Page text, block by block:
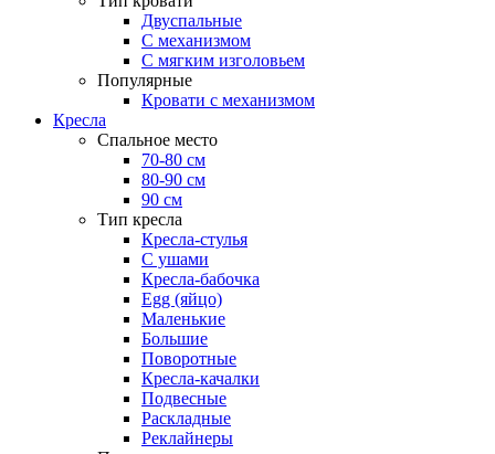
Двуспальные
С механизмом
С мягким изголовьем
Популярные
Кровати с механизмом
Кресла
Спальное место
70-80 см
80-90 см
90 см
Тип кресла
Кресла-стулья
С ушами
Кресла-бабочка
Egg (яйцо)
Маленькие
Большие
Поворотные
Кресла-качалки
Подвесные
Раскладные
Реклайнеры